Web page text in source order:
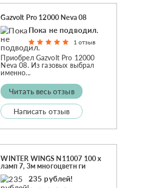
Gazvolt Pro 12000 Neva 08
Пока не подводил.
1 отзыв
Приобрел Gazvolt Pro 12000
Neva 08. Из газовых выбрал
именно...
Читать весь отзыв
Написать отзыв
WINTER WINGS N11007 100 x
ламп 7, 3м многоцветн ги
235 рублей!